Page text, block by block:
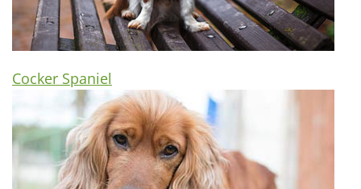
Cocker Spaniel